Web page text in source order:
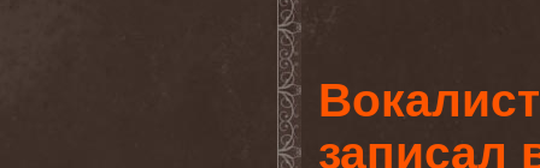
записал